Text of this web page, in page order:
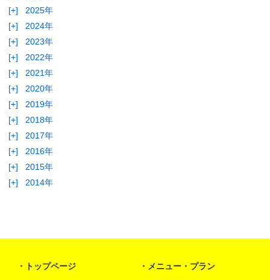
[+]
2025年
[+]
2024年
[+]
2023年
[+]
2022年
[+]
2021年
[+]
2020年
[+]
2019年
[+]
2018年
[+]
2017年
[+]
2016年
[+]
2015年
[+]
2014年
トップページ メニュー・プラン